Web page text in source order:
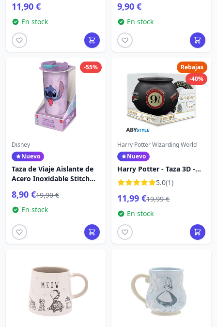
11,90 €
En stock
9,90 €
En stock
-55%
Disney
Nuevo
Taza de Viaje Aislante de
Acero Inoxidable Stitch
8,90 €19,90 €
En stock
Rebajas
-40%
Harry Potter Wizarding World
Nuevo
Harry Potter - Taza 3D -
Andén 9 3/45.0(1)
11,99 €19,99 €
En stock